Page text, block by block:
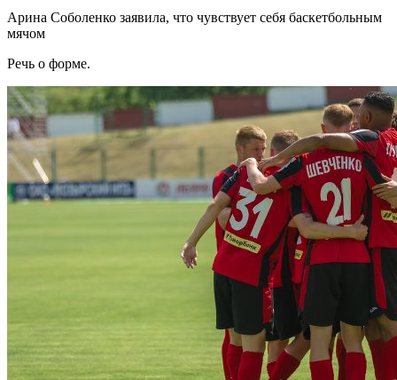
Арина Соболенко заявила, что чувствует себя баскетбольным
мячом
Речь о форме.